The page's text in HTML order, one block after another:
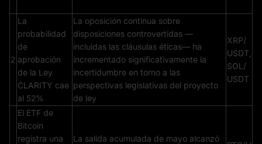
2
La
probabilidad
de
aprobación
de la Ley
CLARITY cae
al 52%
La oposición continua sobre
disposiciones controvertidas —
incluidas las cláusulas éticas— ha
incrementado significativamente la
incertidumbre en torno a las
perspectivas legislativas del proyecto
de ley
XRP/
USDT,
SOL/
USDT
El ETF de
Bitcoin
registra una
La salida acumulada de mayo alcanzó